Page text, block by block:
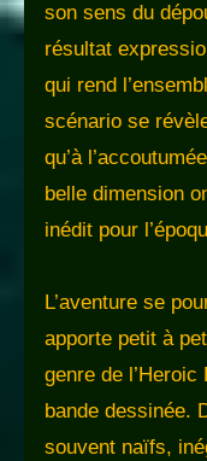
son sens du
résultat
qui rend
scénario se
qu’à
belle dimension
inédit pour
L’aventure se
apporte petit à
genre de
bande dessinée.
souvent naïfs,